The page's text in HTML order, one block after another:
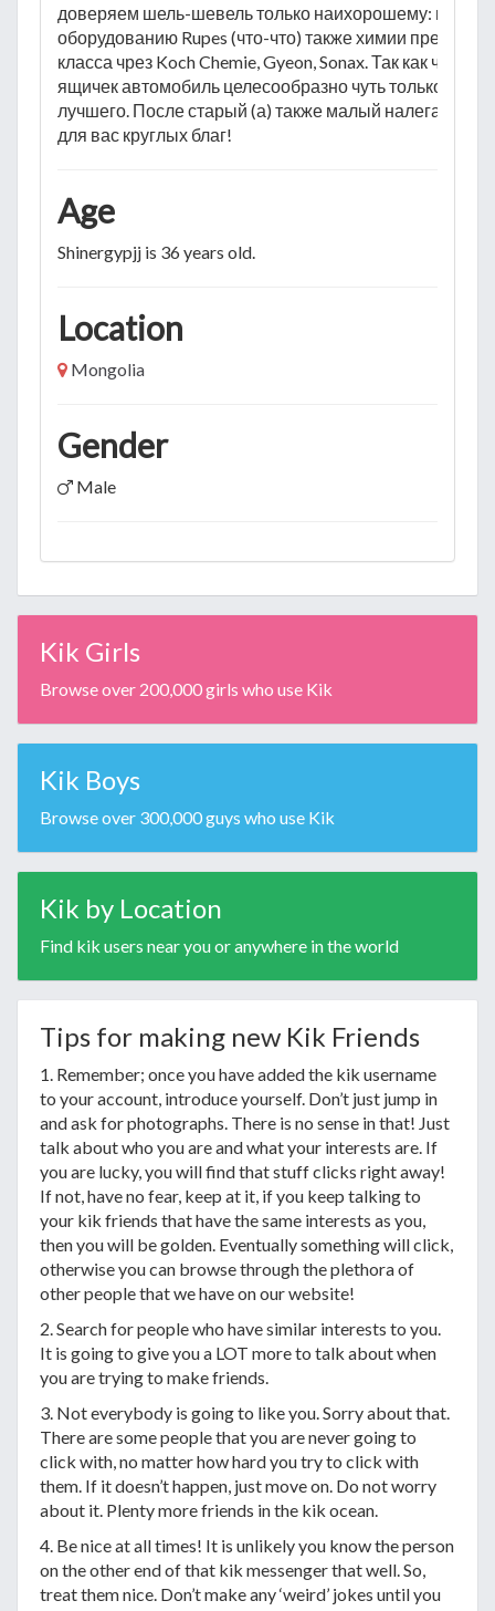
доверяем шель-шевель только наихорошему: проф
оборудованию Rupes (что-что) также химии премиум-
класса чрез Koch Chemie, Gyeon, Sonax. Так как что
ящичек автомобиль целесообразно чуть только
лучшего. После старый (а) также малый налегай
для вас круглых благ!
Age
Shinergypjj is 36 years old.
Location
Mongolia
Gender
Male
Kik Girls
Browse over 200,000 girls who use Kik
Kik Boys
Browse over 300,000 guys who use Kik
Kik by Location
Find kik users near you or anywhere in the world
Tips for making new Kik Friends
1. Remember; once you have added the kik username
to your account, introduce yourself. Don’t just jump in
and ask for photographs. There is no sense in that! Just
talk about who you are and what your interests are. If
you are lucky, you will find that stuff clicks right away!
If not, have no fear, keep at it, if you keep talking to
your kik friends that have the same interests as you,
then you will be golden. Eventually something will click,
otherwise you can browse through the plethora of
other people that we have on our website!
2. Search for people who have similar interests to you.
It is going to give you a LOT more to talk about when
you are trying to make friends.
3. Not everybody is going to like you. Sorry about that.
There are some people that you are never going to
click with, no matter how hard you try to click with
them. If it doesn’t happen, just move on. Do not worry
about it. Plenty more friends in the kik ocean.
4. Be nice at all times! It is unlikely you know the person
on the other end of that kik messenger that well. So,
treat them nice. Don’t make any ‘weird’ jokes until you